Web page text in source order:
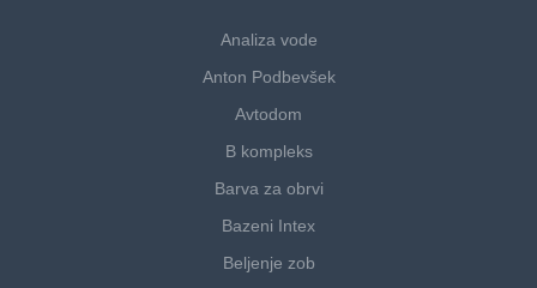
Analiza vode
Anton Podbevšek
Avtodom
B kompleks
Barva za obrvi
Bazeni Intex
Beljenje zob